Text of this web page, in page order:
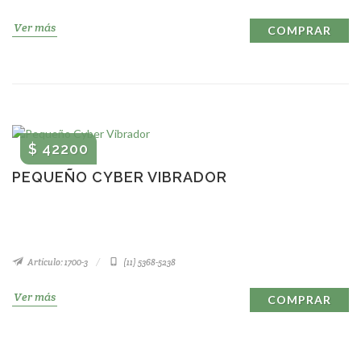
Ver más COMPRAR
PEQUEÑO CYBER VIBRADOR
$ 42200
Artículo: 1700-3 (11) 5368-5238
Ver más COMPRAR